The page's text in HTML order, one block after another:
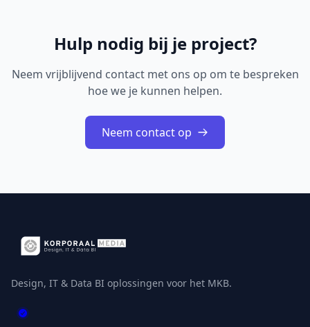
Hulp nodig bij je project?
Neem vrijblijvend contact met ons op om te bespreken
hoe we je kunnen helpen.
Neem contact op
Design, IT & Data BI oplossingen voor het MKB.